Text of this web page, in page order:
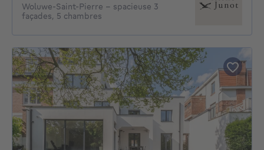
Woluwe-Saint-Pierre - spacieuse 3
façades, 5 chambres